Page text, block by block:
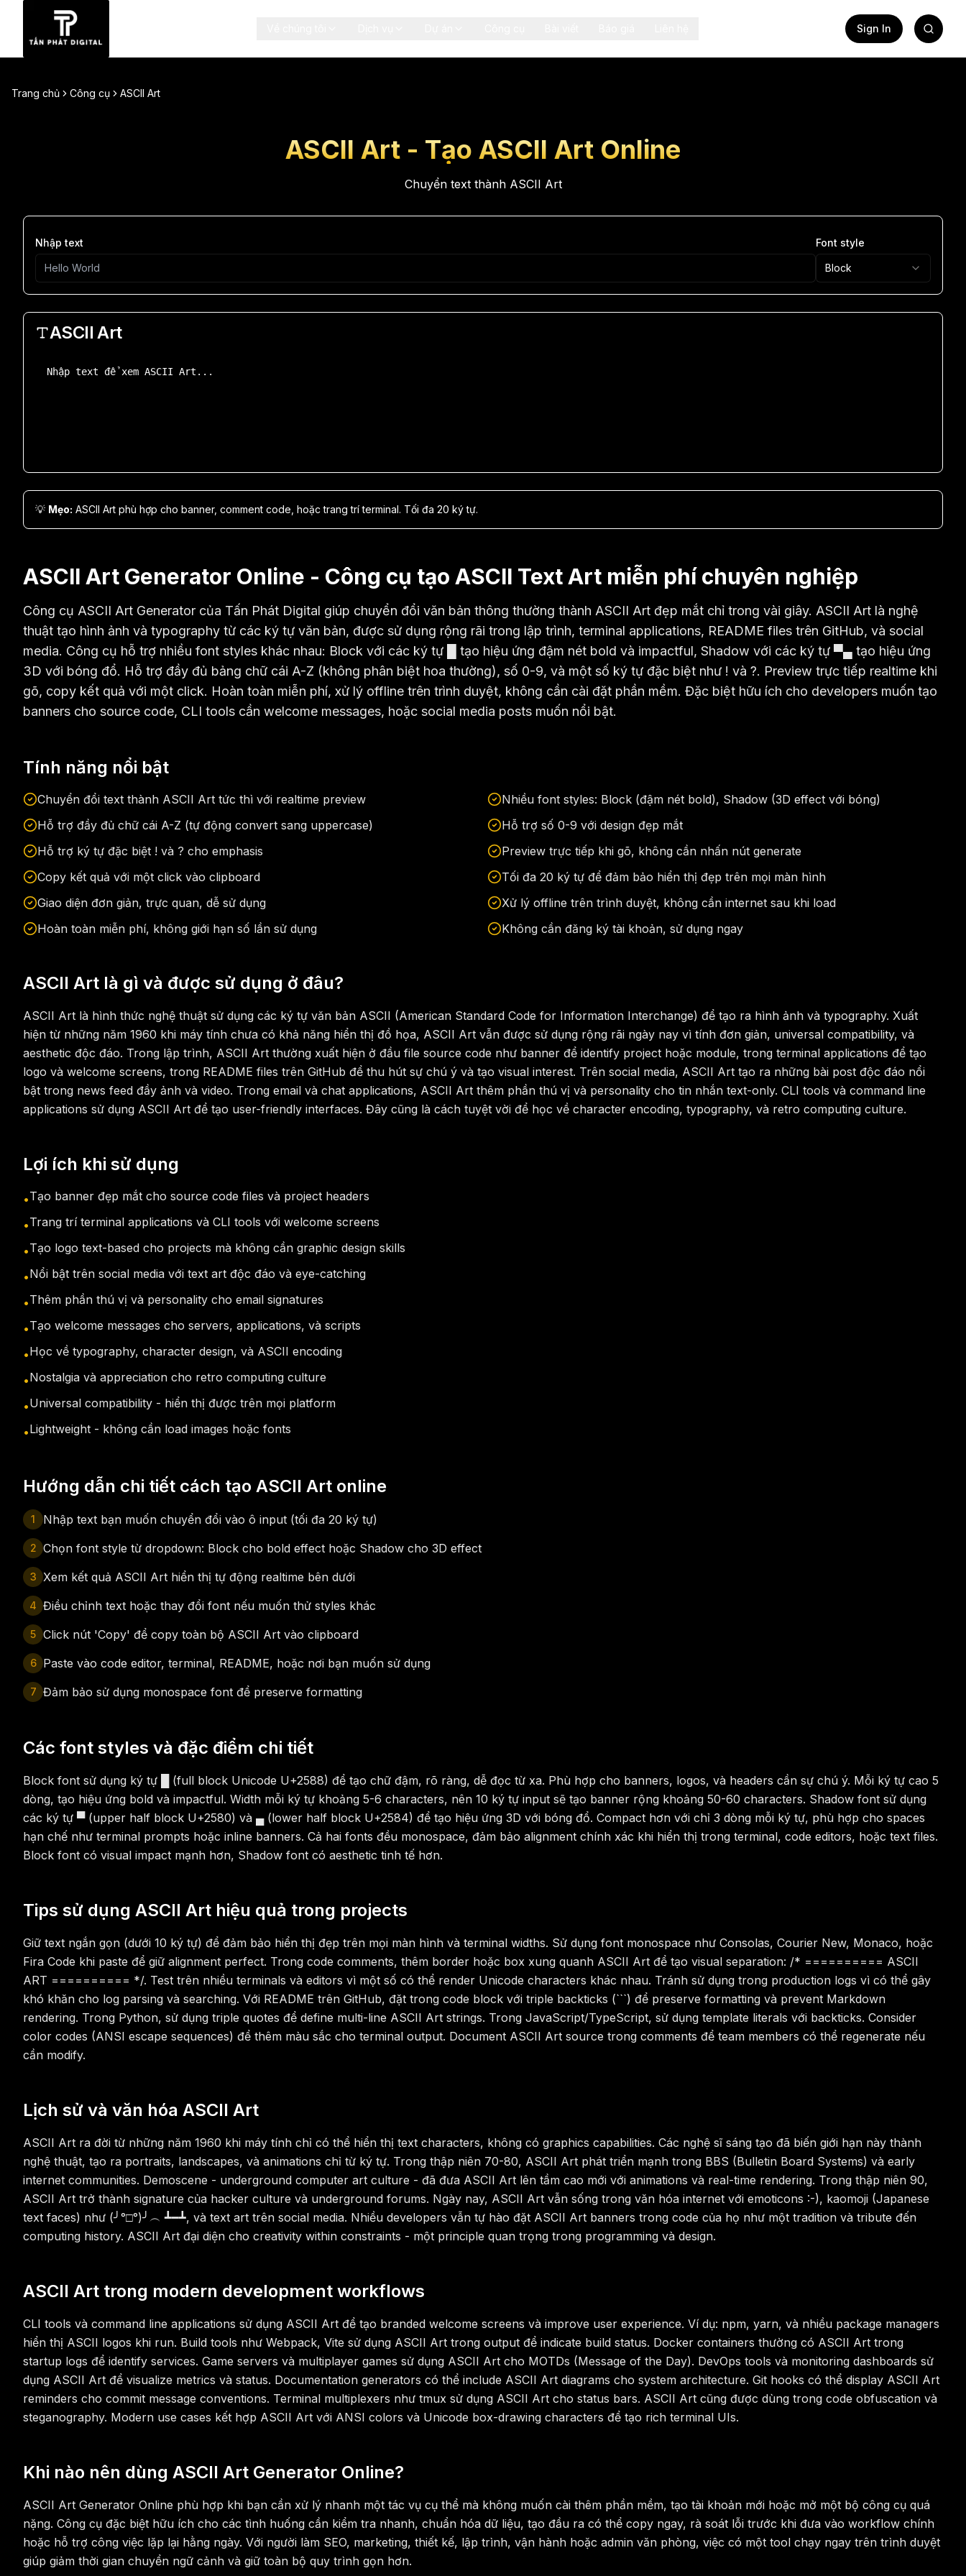
Sign In
Trang chủ Công cụ ASCII Art
ASCII Art - Tạo ASCII Art Online
Chuyển text thành ASCII Art
Nhập text Font style
Block
ASCII Art
Nhập text để xem ASCII Art...
💡 Mẹo: ASCII Art phù hợp cho banner, comment code, hoặc trang trí terminal. Tối đa 20 ký tự.
ASCII Art Generator Online - Công cụ tạo ASCII Text Art miễn phí chuyên nghiệp
Công cụ ASCII Art Generator của Tấn Phát Digital giúp chuyển đổi văn bản thông thường thành ASCII Art đẹp mắt chỉ trong vài giây. ASCII Art là nghệ
thuật tạo hình ảnh và typography từ các ký tự văn bản, được sử dụng rộng rãi trong lập trình, terminal applications, README files trên GitHub, và social
media. Công cụ hỗ trợ nhiều font styles khác nhau: Block với các ký tự █ tạo hiệu ứng đậm nét bold và impactful, Shadow với các ký tự ▀▄ tạo hiệu ứng
3D với bóng đổ. Hỗ trợ đầy đủ bảng chữ cái A-Z (không phân biệt hoa thường), số 0-9, và một số ký tự đặc biệt như ! và ?. Preview trực tiếp realtime khi
gõ, copy kết quả với một click. Hoàn toàn miễn phí, xử lý offline trên trình duyệt, không cần cài đặt phần mềm. Đặc biệt hữu ích cho developers muốn tạo
banners cho source code, CLI tools cần welcome messages, hoặc social media posts muốn nổi bật.
Tính năng nổi bật
Chuyển đổi text thành ASCII Art tức thì với realtime preview
Nhiều font styles: Block (đậm nét bold), Shadow (3D effect với bóng)
Hỗ trợ đầy đủ chữ cái A-Z (tự động convert sang uppercase)
Hỗ trợ số 0-9 với design đẹp mắt
Hỗ trợ ký tự đặc biệt ! và ? cho emphasis
Preview trực tiếp khi gõ, không cần nhấn nút generate
Copy kết quả với một click vào clipboard
Tối đa 20 ký tự để đảm bảo hiển thị đẹp trên mọi màn hình
Giao diện đơn giản, trực quan, dễ sử dụng
Xử lý offline trên trình duyệt, không cần internet sau khi load
Hoàn toàn miễn phí, không giới hạn số lần sử dụng
Không cần đăng ký tài khoản, sử dụng ngay
ASCII Art là gì và được sử dụng ở đâu?
ASCII Art là hình thức nghệ thuật sử dụng các ký tự văn bản ASCII (American Standard Code for Information Interchange) để tạo ra hình ảnh và typography. Xuất
hiện từ những năm 1960 khi máy tính chưa có khả năng hiển thị đồ họa, ASCII Art vẫn được sử dụng rộng rãi ngày nay vì tính đơn giản, universal compatibility, và
aesthetic độc đáo. Trong lập trình, ASCII Art thường xuất hiện ở đầu file source code như banner để identify project hoặc module, trong terminal applications để tạo
logo và welcome screens, trong README files trên GitHub để thu hút sự chú ý và tạo visual interest. Trên social media, ASCII Art tạo ra những bài post độc đáo nổi
bật trong news feed đầy ảnh và video. Trong email và chat applications, ASCII Art thêm phần thú vị và personality cho tin nhắn text-only. CLI tools và command line
applications sử dụng ASCII Art để tạo user-friendly interfaces. Đây cũng là cách tuyệt vời để học về character encoding, typography, và retro computing culture.
Lợi ích khi sử dụng
•Tạo banner đẹp mắt cho source code files và project headers
•Trang trí terminal applications và CLI tools với welcome screens
•Tạo logo text-based cho projects mà không cần graphic design skills
•Nổi bật trên social media với text art độc đáo và eye-catching
•Thêm phần thú vị và personality cho email signatures
•Tạo welcome messages cho servers, applications, và scripts
•Học về typography, character design, và ASCII encoding
•Nostalgia và appreciation cho retro computing culture
•Universal compatibility - hiển thị được trên mọi platform
•Lightweight - không cần load images hoặc fonts
Hướng dẫn chi tiết cách tạo ASCII Art online
1 Nhập text bạn muốn chuyển đổi vào ô input (tối đa 20 ký tự)
2 Chọn font style từ dropdown: Block cho bold effect hoặc Shadow cho 3D effect
3 Xem kết quả ASCII Art hiển thị tự động realtime bên dưới
4 Điều chỉnh text hoặc thay đổi font nếu muốn thử styles khác
5 Click nút 'Copy' để copy toàn bộ ASCII Art vào clipboard
6 Paste vào code editor, terminal, README, hoặc nơi bạn muốn sử dụng
7 Đảm bảo sử dụng monospace font để preserve formatting
Các font styles và đặc điểm chi tiết
Block font sử dụng ký tự █ (full block Unicode U+2588) để tạo chữ đậm, rõ ràng, dễ đọc từ xa. Phù hợp cho banners, logos, và headers cần sự chú ý. Mỗi ký tự cao 5
dòng, tạo hiệu ứng bold và impactful. Width mỗi ký tự khoảng 5-6 characters, nên 10 ký tự input sẽ tạo banner rộng khoảng 50-60 characters. Shadow font sử dụng
các ký tự ▀ (upper half block U+2580) và ▄ (lower half block U+2584) để tạo hiệu ứng 3D với bóng đổ. Compact hơn với chỉ 3 dòng mỗi ký tự, phù hợp cho spaces
hạn chế như terminal prompts hoặc inline banners. Cả hai fonts đều monospace, đảm bảo alignment chính xác khi hiển thị trong terminal, code editors, hoặc text files.
Block font có visual impact mạnh hơn, Shadow font có aesthetic tinh tế hơn.
Tips sử dụng ASCII Art hiệu quả trong projects
Giữ text ngắn gọn (dưới 10 ký tự) để đảm bảo hiển thị đẹp trên mọi màn hình và terminal widths. Sử dụng font monospace như Consolas, Courier New, Monaco, hoặc
Fira Code khi paste để giữ alignment perfect. Trong code comments, thêm border hoặc box xung quanh ASCII Art để tạo visual separation: /* ========== ASCII
ART ========== */. Test trên nhiều terminals và editors vì một số có thể render Unicode characters khác nhau. Tránh sử dụng trong production logs vì có thể gây
khó khăn cho log parsing và searching. Với README trên GitHub, đặt trong code block với triple backticks (```) để preserve formatting và prevent Markdown
rendering. Trong Python, sử dụng triple quotes để define multi-line ASCII Art strings. Trong JavaScript/TypeScript, sử dụng template literals với backticks. Consider
color codes (ANSI escape sequences) để thêm màu sắc cho terminal output. Document ASCII Art source trong comments để team members có thể regenerate nếu
cần modify.
Lịch sử và văn hóa ASCII Art
ASCII Art ra đời từ những năm 1960 khi máy tính chỉ có thể hiển thị text characters, không có graphics capabilities. Các nghệ sĩ sáng tạo đã biến giới hạn này thành
nghệ thuật, tạo ra portraits, landscapes, và animations chỉ từ ký tự. Trong thập niên 70-80, ASCII Art phát triển mạnh trong BBS (Bulletin Board Systems) và early
internet communities. Demoscene - underground computer art culture - đã đưa ASCII Art lên tầm cao mới với animations và real-time rendering. Trong thập niên 90,
ASCII Art trở thành signature của hacker culture và underground forums. Ngày nay, ASCII Art vẫn sống trong văn hóa internet với emoticons :-), kaomoji (Japanese
text faces) như (╯°□°)╯︵ ┻━┻, và text art trên social media. Nhiều developers vẫn tự hào đặt ASCII Art banners trong code của họ như một tradition và tribute đến
computing history. ASCII Art đại diện cho creativity within constraints - một principle quan trọng trong programming và design.
ASCII Art trong modern development workflows
CLI tools và command line applications sử dụng ASCII Art để tạo branded welcome screens và improve user experience. Ví dụ: npm, yarn, và nhiều package managers
hiển thị ASCII logos khi run. Build tools như Webpack, Vite sử dụng ASCII Art trong output để indicate build status. Docker containers thường có ASCII Art trong
startup logs để identify services. Game servers và multiplayer games sử dụng ASCII Art cho MOTDs (Message of the Day). DevOps tools và monitoring dashboards sử
dụng ASCII Art để visualize metrics và status. Documentation generators có thể include ASCII Art diagrams cho system architecture. Git hooks có thể display ASCII Art
reminders cho commit message conventions. Terminal multiplexers như tmux sử dụng ASCII Art cho status bars. ASCII Art cũng được dùng trong code obfuscation và
steganography. Modern use cases kết hợp ASCII Art với ANSI colors và Unicode box-drawing characters để tạo rich terminal UIs.
Khi nào nên dùng ASCII Art Generator Online?
ASCII Art Generator Online phù hợp khi bạn cần xử lý nhanh một tác vụ cụ thể mà không muốn cài thêm phần mềm, tạo tài khoản mới hoặc mở một bộ công cụ quá
nặng. Công cụ đặc biệt hữu ích cho các tình huống cần kiểm tra nhanh, chuẩn hóa dữ liệu, tạo đầu ra có thể copy ngay, rà soát lỗi trước khi đưa vào workflow chính
hoặc hỗ trợ công việc lặp lại hằng ngày. Với người làm SEO, marketing, thiết kế, lập trình, vận hành hoặc admin văn phòng, việc có một tool chạy ngay trên trình duyệt
giúp giảm thời gian chuyển ngữ cảnh và giữ toàn bộ quy trình gọn hơn.